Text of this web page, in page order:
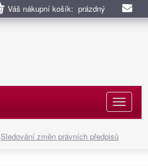
Váš nákupní košík: prázdný
Sledování změn právních předpisů